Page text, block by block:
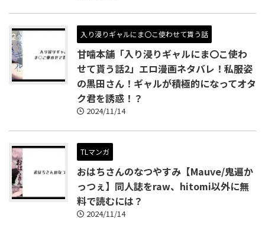
入り浸りギャルにま〇こ使わせて貰う話
甘噛本舗「入り浸りギャルにま〇こ使わ
せて貰う話2」エロ漫画ネタバレ！私服姿
の黒田さん！ギャルが積極的になってオタ
ク君を誘惑！？
2024/11/14
TLマンガ
おはちさんのなつやすみ【Mauve/鬼遍か
っつぇ】同人誌をraw、hitomi以外に無
料で読むには？
2024/11/14